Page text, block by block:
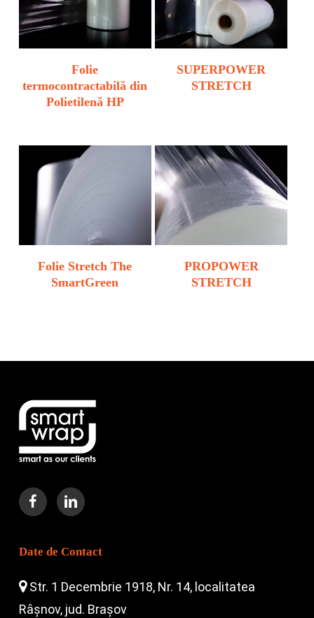
Folie
termocontractabilă din
Polietilenă HP
SUPERPOWER
STRETCH
Folie Stretch The
SmartGreen
PROPOWER
STRETCH
Date de Contact
Str. 1 Decembrie 1918, Nr. 14, localitatea
Râșnov, jud. Brașov